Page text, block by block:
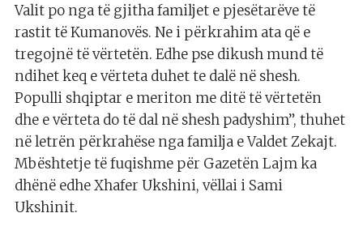
Valit po nga të gjitha familjet e pjesëtarëve të
rastit të Kumanovës. Ne i përkrahim ata që e
tregojnë të vërtetën. Edhe pse dikush mund të
ndihet keq e vërteta duhet te dalë në shesh.
Populli shqiptar e meriton me ditë të vërtetën
dhe e vërteta do të dal në shesh padyshim”, thuhet
në letrën përkrahëse nga familja e Valdet Zekajt.
Mbështetje të fuqishme për Gazetën Lajm ka
dhënë edhe Xhafer Ukshini, vëllai i Sami
Ukshinit.